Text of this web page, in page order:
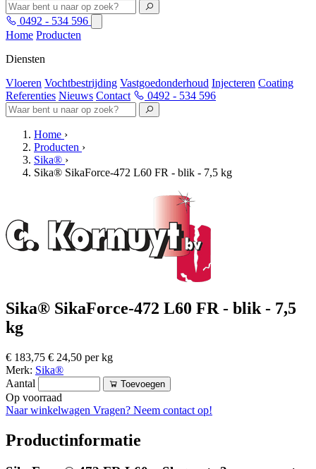
0492 - 534 596
Home Producten
Diensten
Vloeren Vochtbestrijding Vastgoedonderhoud Injecteren Coating
Referenties Nieuws Contact 0492 - 534 596
Home ›
Producten ›
Sika® ›
Sika® SikaForce-472 L60 FR - blik - 7,5 kg
Sika® SikaForce-472 L60 FR - blik - 7,5
kg
€ 183,75 € 24,50 per kg
Merk: Sika®
Aantal
Toevoegen
Op voorraad
Naar winkelwagen Vragen? Neem contact op!
Productinformatie